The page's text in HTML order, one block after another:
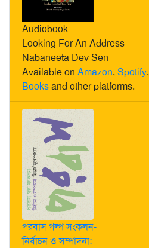
Audiobook
Looking For An Address
Nabaneeta Dev Sen
Available on Amazon, Spotify,
Booksand other platforms.
পরবাস গল্প সংকলন-
নির্বাচন ও সম্পাদনা: